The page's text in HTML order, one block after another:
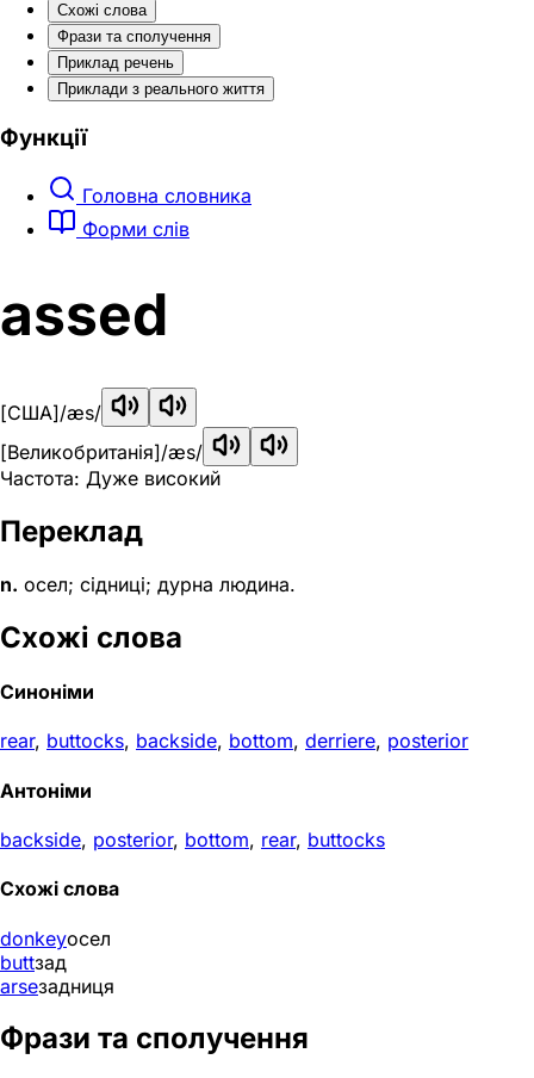
Схожі слова
Фрази та сполучення
Приклад речень
Приклади з реального життя
Функції
Головна словника
Форми слів
assed
[США]/æs/
[Великобританія]/æs/
Частота: Дуже високий
Переклад
n. осел; сідниці; дурна людина.
Схожі слова
Синоніми
rear, buttocks, backside, bottom, derriere, posterior
Антоніми
backside, posterior, bottom, rear, buttocks
Схожі слова
donkeyосел
buttзад
arseзадниця
Фрази та сполучення